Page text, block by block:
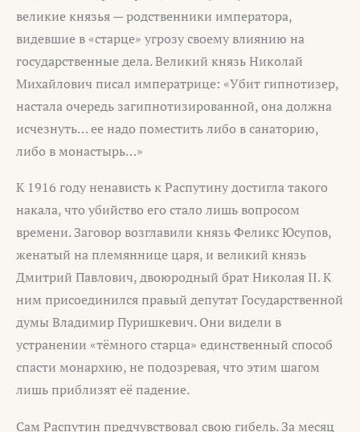
великие князья — родственники императора,
видевшие в «старце» угрозу своему влиянию на
государственные дела. Великий князь Николай
Михайлович писал императрице: «Убит гипнотизер,
настала очередь загипнотизированной, она должна
исчезнуть… ее надо поместить либо в санаторию,
либо в монастырь…»
К 1916 году ненависть к Распутину достигла такого
накала, что убийство его стало лишь вопросом
времени. Заговор возглавили князь Феликс Юсупов,
женатый на племяннице царя, и великий князь
Дмитрий Павлович, двоюродный брат Николая II. К
ним присоединился правый депутат Государственной
думы Владимир Пуришкевич. Они видели в
устранении «тёмного старца» единственный способ
спасти монархию, не подозревая, что этим шагом
лишь приблизят её падение.
Сам Распутин предчувствовал свою гибель. За месяц